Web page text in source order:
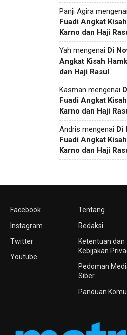
Panji Agira mengenai
Fuadi Angkat
Karno dan Haji
Yah mengenai Di
Angkat Kisah
dan Haji Rasul
Kasman mengenai
Fuadi Angkat
Karno dan Haji
Andris mengenai Di
Fuadi Angkat
Karno dan Haji
Facebook
Instagram
Twitter
Youtube
Tentang
Redaksi
Ketentuan dan
Kebijakan
Pedoman
Siber
Panduan